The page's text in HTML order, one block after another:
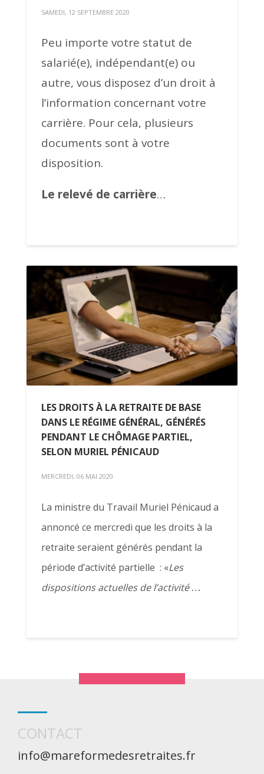
SAMEDI, 12 SEPTEMBRE 2020
Peu importe votre statut de
salarié(e), indépendant(e) ou
autre, vous disposez d’un droit à
l’information concernant votre
carrière. Pour cela, plusieurs
documents sont à votre
disposition.
Le relevé de carrière…
LES DROITS À LA RETRAITE DE BASE
DANS LE RÉGIME GÉNÉRAL, GÉNÉRÉS
PENDANT LE CHÔMAGE PARTIEL,
SELON MURIEL PÉNICAUD
MERCREDI, 06 MAI 2020
La ministre du Travail Muriel Pénicaud a
annoncé ce mercredi que les droits à la
retraite seraient générés pendant la
période d’activité partielle : «Les
dispositions actuelles de l’activité…
CONTACT
info@mareformedesretraites.fr